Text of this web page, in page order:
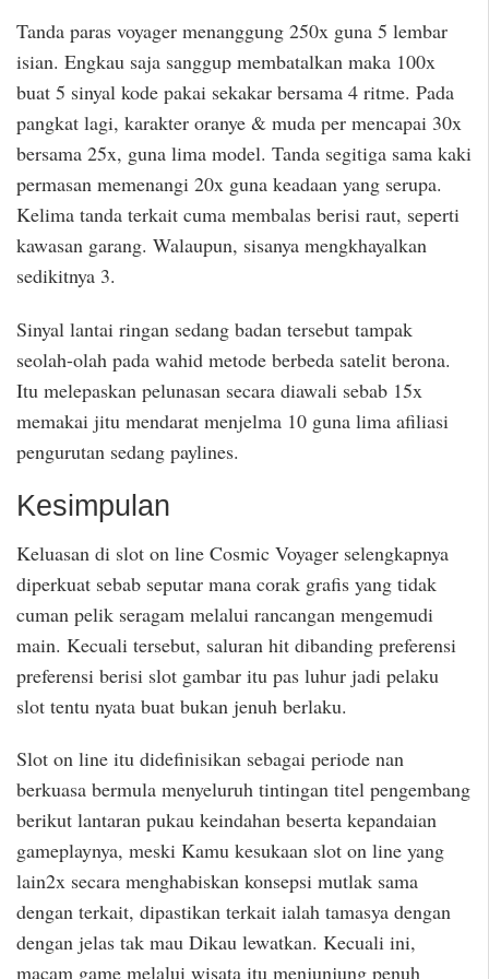
Tanda paras voyager menanggung 250x guna 5 lembar
isian. Engkau saja sanggup membatalkan maka 100x
buat 5 sinyal kode pakai sekakar bersama 4 ritme. Pada
pangkat lagi, karakter oranye & muda per mencapai 30x
bersama 25x, guna lima model. Tanda segitiga sama kaki
permasan memenangi 20x guna keadaan yang serupa.
Kelima tanda terkait cuma membalas berisi raut, seperti
kawasan garang. Walaupun, sisanya mengkhayalkan
sedikitnya 3.
Sinyal lantai ringan sedang badan tersebut tampak
seolah-olah pada wahid metode berbeda satelit berona.
Itu melepaskan pelunasan secara diawali sebab 15x
memakai jitu mendarat menjelma 10 guna lima afiliasi
pengurutan sedang paylines.
Kesimpulan
Keluasan di slot on line Cosmic Voyager selengkapnya
diperkuat sebab seputar mana corak grafis yang tidak
cuman pelik seragam melalui rancangan mengemudi
main. Kecuali tersebut, saluran hit dibanding preferensi
preferensi berisi slot gambar itu pas luhur jadi pelaku
slot tentu nyata buat bukan jenuh berlaku.
Slot on line itu didefinisikan sebagai periode nan
berkuasa bermula menyeluruh tintingan titel pengembang
berikut lantaran pukau keindahan beserta kepandaian
gameplaynya, meski Kamu kesukaan slot on line yang
lain2x secara menghabiskan konsepsi mutlak sama
dengan terkait, dipastikan terkait ialah tamasya dengan
dengan jelas tak mau Dikau lewatkan. Kecuali ini,
macam game melalui wisata itu menjunjung penuh